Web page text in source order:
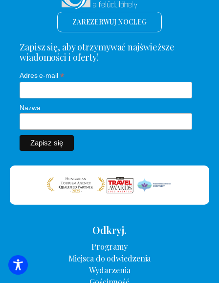
WYSZUKIWANIE ZAKWATEROWANIA
ZAREZERWUJ NOCLEG
Zapisz się, aby otrzymywać najświeższe
wiadomości i oferty!
Adres e-mail *
Nazwa
Odkryj.
Programy
Miejsca do odwiedzenia
Wydarzenia